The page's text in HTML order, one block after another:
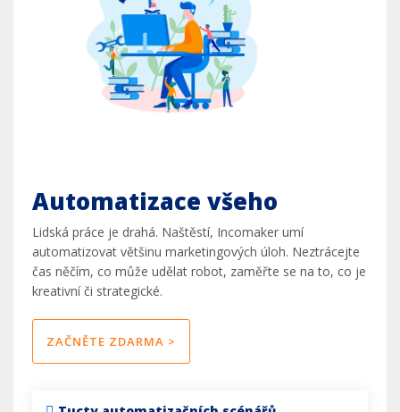
Automatizace všeho
Lidská práce je drahá. Naštěstí, Incomaker umí
automatizovat většinu marketingových úloh. Neztrácejte
čas něčím, co může udělat robot, zaměřte se na to, co je
kreativní či strategické.
ZAČNĚTE ZDARMA >